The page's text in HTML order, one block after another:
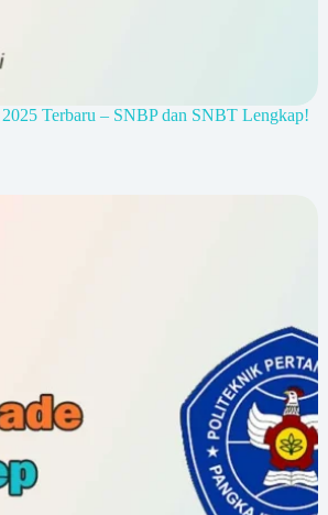
Terbaru – SNBP dan SNBT Lengkap!